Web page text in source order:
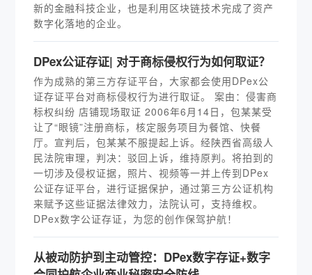
新的金融科技企业，也是利用区块链技术完成了资产
数字化落地的企业。
DPex公证存证| 对于商标侵权行为如何取证？
作为成熟的第三方存证平台，大家都会使用DPex公
证存证平台对商标侵权行为进行取证。 案由：侵害商
标权纠纷 店铺现场取证 2006年6月14日，包某某受
让了“眼镜”注册商标，核定服务项目为餐馆、快餐
厅。宣判后，包某某不服提起上诉。经陕西省高级人
民法院审理，判决：驳回上诉，维持原判。将拍到的
一切涉及侵权证据，照片、视频等一并上传到DPex
公证存证平台，进行证据保护，通过第三方公证机构
来赋予这些证据法律效力，法院认可，支持维权。
DPex数字公证存证，为您的创作保驾护航！
从被动防护到主动管控：DPex数字存证+数字